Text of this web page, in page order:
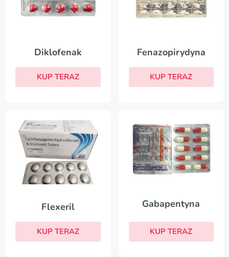
Diklofenak
KUP TERAZ
Fenazopirydyna
KUP TERAZ
Flexeril
KUP TERAZ
Gabapentyna
KUP TERAZ